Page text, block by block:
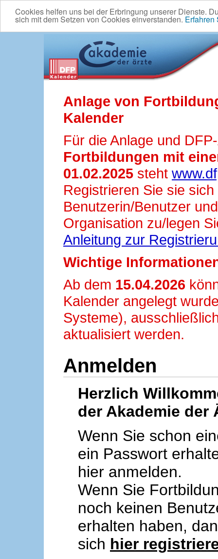
Cookies helfen uns bei der Erbringung unserer Dienste.
sich mit dem Setzen von Cookies einverstanden. Erfahren
Anlage von
Kalender
Für die Anlage und
Fortbildungen mit
01.02.2025 steht
Registrieren Sie sie
Benutzerin/Benutzer
Organisation zu/legen
Anleitung zur
Wichtige
Ab dem 15.04.2026
Kalender angelegt
Systeme),
aktualisiert werden.
Anmelden
Herzlich
der Akademie der
Wenn Sie schon
ein Passwort
hier anmelden.
Wenn Sie
noch keinen
erhalten haben,
sich hier